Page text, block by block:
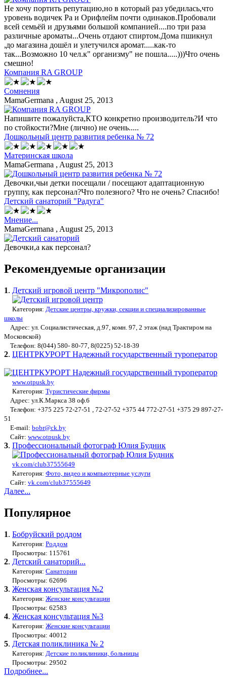
Не хочу портить репутацию,но в который раз убедилась,что
уровень водичек Ра и Орифлейм почти одинаков.Пробовали
всей семьёй и друзьями большой компанией....по три раза
различные ароматы...Очень отдают спиртом.Дома пшикнул
,до магазина дошёл и улетучился аромат.....как-то
так...Возможно 10 чел.к" организму" не пошла.....)))Что очень
смешно!
Компания RA GROUP
Сомнения
MamaGermana , August 25, 2013
Напишите пожалуйста,КТО конкретно производитель?И что
по стойкости?Мне (лично) не очень.....
Дошкольный центр развития ребенка № 72
Материнская школа
MamaGermana , August 25, 2013
Девочки,чьи детки посещали / посещают адаптационную
группу, как персонал?Что полезного? Что не очень? Спасибо!
Детский санаторий "Радуга"
Мнение...
MamaGermana , August 25, 2013
Девочки,а как персонал?
Рекомендуемые организации
1. Детский игровой центр "Микрополис"
Категория: Детские центры, кружки, секции и специализированные
школы
Адрес: ул. Социалистическая, д.97, комн. 97, 2 этаж (над Трактиром на
Московской)
Телефон: 8(044) 580- 80-77, 8(0225) 52-18-39
2. ЦЕНТРКУРОРТ Надежный государственный туроператор
www.otpusk.by
Категория: Туристические фирмы
Адрес: ул.К.Маркса 38 оф.6
Телефон: +375 225 72-27-51 , 72-27-52 +375 44 772-27-51 +375 29 897-27-
51
E-mail: bobr@ck.by
Сайт: www.otpusk.by
3. Профессиональный фотограф Юлия Будник
vk.com/club37555649
Категория: Фото, видео и компьютерные услуги
Сайт: vk.com/club37555649
Далее...
Популярное
1. Бобруйский роддом
Категория: Роддом
Просмотры: 115761
2. Детский санаторий...
Категория: Санатории
Просмотры: 62696
3. Женская консультация №2
Категория: Женские консультации
Просмотры: 62583
4. Женская консультация №3
Категория: Женские консультации
Просмотры: 40012
5. Детская поликлиника № 2
Категория: Детские поликлиники, больницы
Просмотры: 29502
Подробнее...